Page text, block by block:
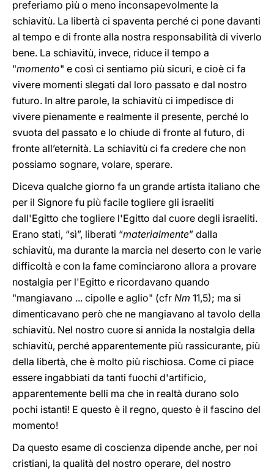
preferiamo più o meno inconsapevolmente la
schiavitù. La libertà ci spaventa perché ci pone davanti
al tempo e di fronte alla nostra responsabilità di viverlo
bene. La schiavitù, invece, riduce il tempo a
"momento" e così ci sentiamo più sicuri, e cioè ci fa
vivere momenti slegati dal loro passato e dal nostro
futuro. In altre parole, la schiavitù ci impedisce di
vivere pienamente e realmente il presente, perché lo
svuota del passato e lo chiude di fronte al futuro, di
fronte all’eternità. La schiavitù ci fa credere che non
possiamo sognare, volare, sperare.
Diceva qualche giorno fa un grande artista italiano che
per il Signore fu più facile togliere gli israeliti
dall'Egitto che togliere l'Egitto dal cuore degli israeliti.
Erano stati, “sì”, liberati “materialmente” dalla
schiavitù, ma durante la marcia nel deserto con le varie
difficoltà e con la fame cominciarono allora a provare
nostalgia per l'Egitto e ricordavano quando
"mangiavano ... cipolle e aglio" (cfr Nm 11,5); ma si
dimenticavano però che ne mangiavano al tavolo della
schiavitù. Nel nostro cuore si annida la nostalgia della
schiavitù, perché apparentemente più rassicurante, più
della libertà, che è molto più rischiosa. Come ci piace
essere ingabbiati da tanti fuochi d'artificio,
apparentemente belli ma che in realtà durano solo
pochi istanti! E questo è il regno, questo è il fascino del
momento!
Da questo esame di coscienza dipende anche, per noi
cristiani, la qualità del nostro operare, del nostro